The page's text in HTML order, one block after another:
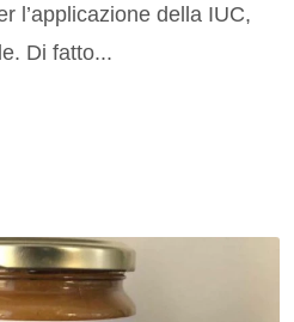
l’applicazione della IUC,
Di fatto...